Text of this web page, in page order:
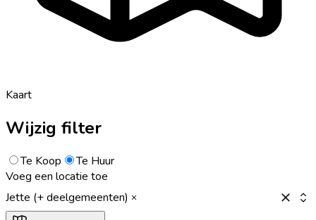
Kaart
Wijzig filter
Te Koop
Te Huur
Voeg een locatie toe
Jette (+ deelgemeenten)